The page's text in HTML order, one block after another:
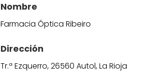
Nombre
Farmacia Óptica Ribeiro
Dirección
Tr.ª Ezquerro, 26560 Autol, La Rioja